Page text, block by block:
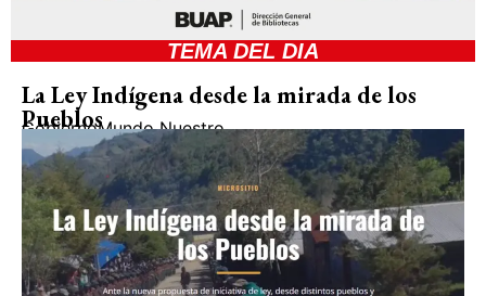
TEMA DEL DIA
La Ley Indígena desde la mirada de los
Pueblos
GobiernoMundo Nuestro